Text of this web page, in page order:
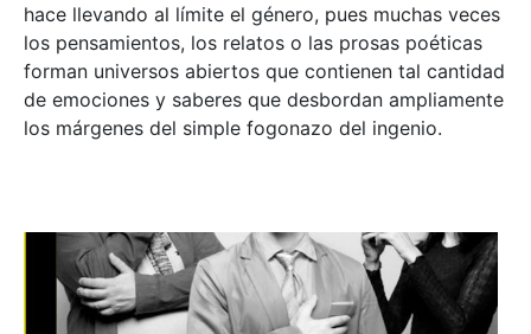
hace llevando al límite el género, pues muchas veces
los pensamientos, los relatos o las prosas poéticas
forman universos abiertos que contienen tal cantidad
de emociones y saberes que desbordan ampliamente
los márgenes del simple fogonazo del ingenio.